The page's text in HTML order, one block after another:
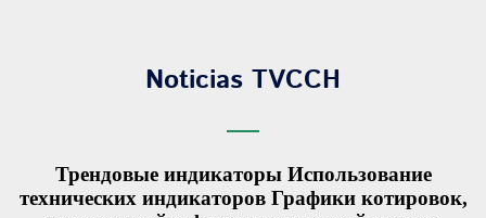
Noticias TVCCH
Трендовые индикаторы Использование
технических индикаторов Графики котировок,